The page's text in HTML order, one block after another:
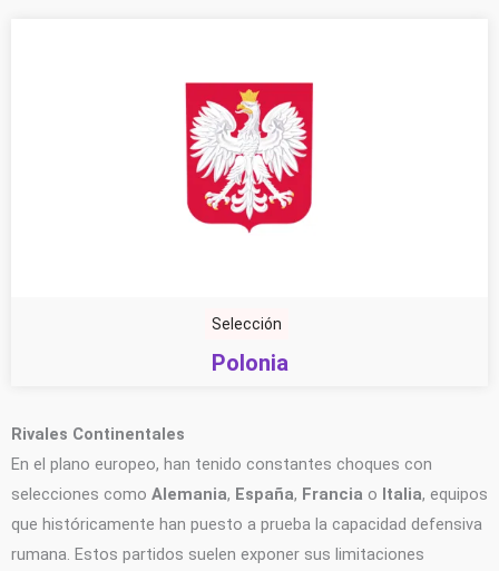
Selección
Polonia
Rivales Continentales
En el plano europeo, han tenido constantes choques con
selecciones como Alemania, España, Francia o Italia, equipos
que históricamente han puesto a prueba la capacidad defensiva
rumana. Estos partidos suelen exponer sus limitaciones